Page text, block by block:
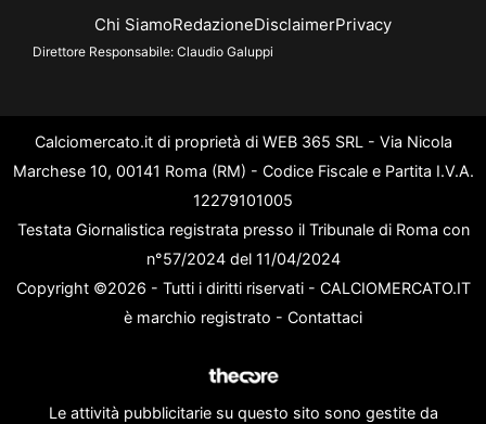
Chi SiamoRedazioneDisclaimerPrivacy
Direttore Responsabile: Claudio Galuppi
Calciomercato.it di proprietà di WEB 365 SRL - Via Nicola
Marchese 10, 00141 Roma (RM) - Codice Fiscale e Partita I.V.A.
12279101005
Testata Giornalistica registrata presso il Tribunale di Roma con
n°57/2024 del 11/04/2024
Copyright ©2026 - Tutti i diritti riservati - CALCIOMERCATO.IT
è marchio registrato - Contattaci
Le attività pubblicitarie su questo sito sono gestite da